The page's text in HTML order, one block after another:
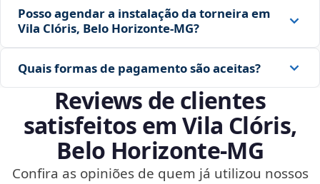
Posso agendar a instalação da torneira em
Vila Clóris, Belo Horizonte‑MG?
Quais formas de pagamento são aceitas?
Reviews de clientes
satisfeitos em Vila Clóris,
Belo Horizonte‑MG
Confira as opiniões de quem já utilizou nossos